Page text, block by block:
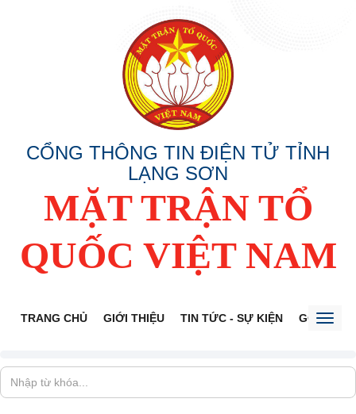
CỔNG THÔNG TIN ĐIỆN TỬ TỈNH
LẠNG SƠN
MẶT TRẬN TỔ
QUỐC VIỆT NAM
TRANG CHỦ GIỚI THIỆU TIN TỨC - SỰ KIỆN GÓP Ý